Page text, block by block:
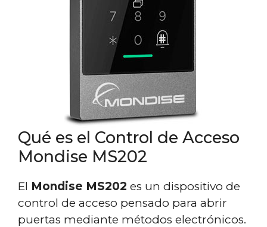
Qué es el Control de Acceso
Mondise MS202
El Mondise MS202 es un dispositivo de
control de acceso pensado para abrir
puertas mediante métodos electrónicos.